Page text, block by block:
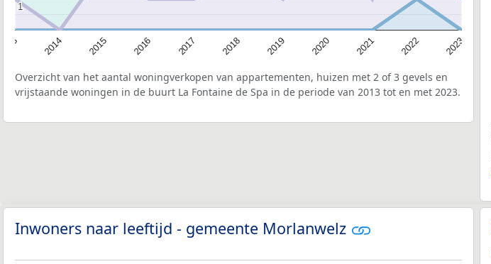
2014 2015 2016 2017 2018 2019 2020 2021 2022 2023
1
1
Overzicht van het aantal woningverkopen van appartementen, huizen met 2 of 3 gevels en
vrijstaande woningen in de buurt La Fontaine de Spa in de periode van 2013 tot en met 2023.
Inwoners naar leeftijd - gemeente Morlanwelz